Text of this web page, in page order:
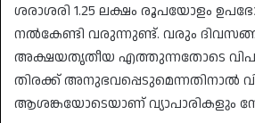
ശരാശരി 1.25 ലക്ഷം രൂപയോളം
നൽകേണ്ടി വരുന്നുണ്ട്. വരും
അക്ഷയതൃതീയ എത്തുന്നതോടെ
തിരക്ക് അനുഭവപ്പെടുമെന്നതിനാൽ
ആശങ്കയോടെയാണ് വ്യാപാരികളും